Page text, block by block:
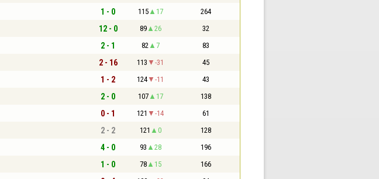
1 - 0 115 17 264
12 - 0 89 26 32
2 - 1 82 7 83
2 - 16 113 -31 45
1 - 2 124 -11 43
2 - 0 107 17 138
0 - 1 121 -14 61
2 - 2 121 0 128
4 - 0 93 28 196
1 - 0 78 15 166